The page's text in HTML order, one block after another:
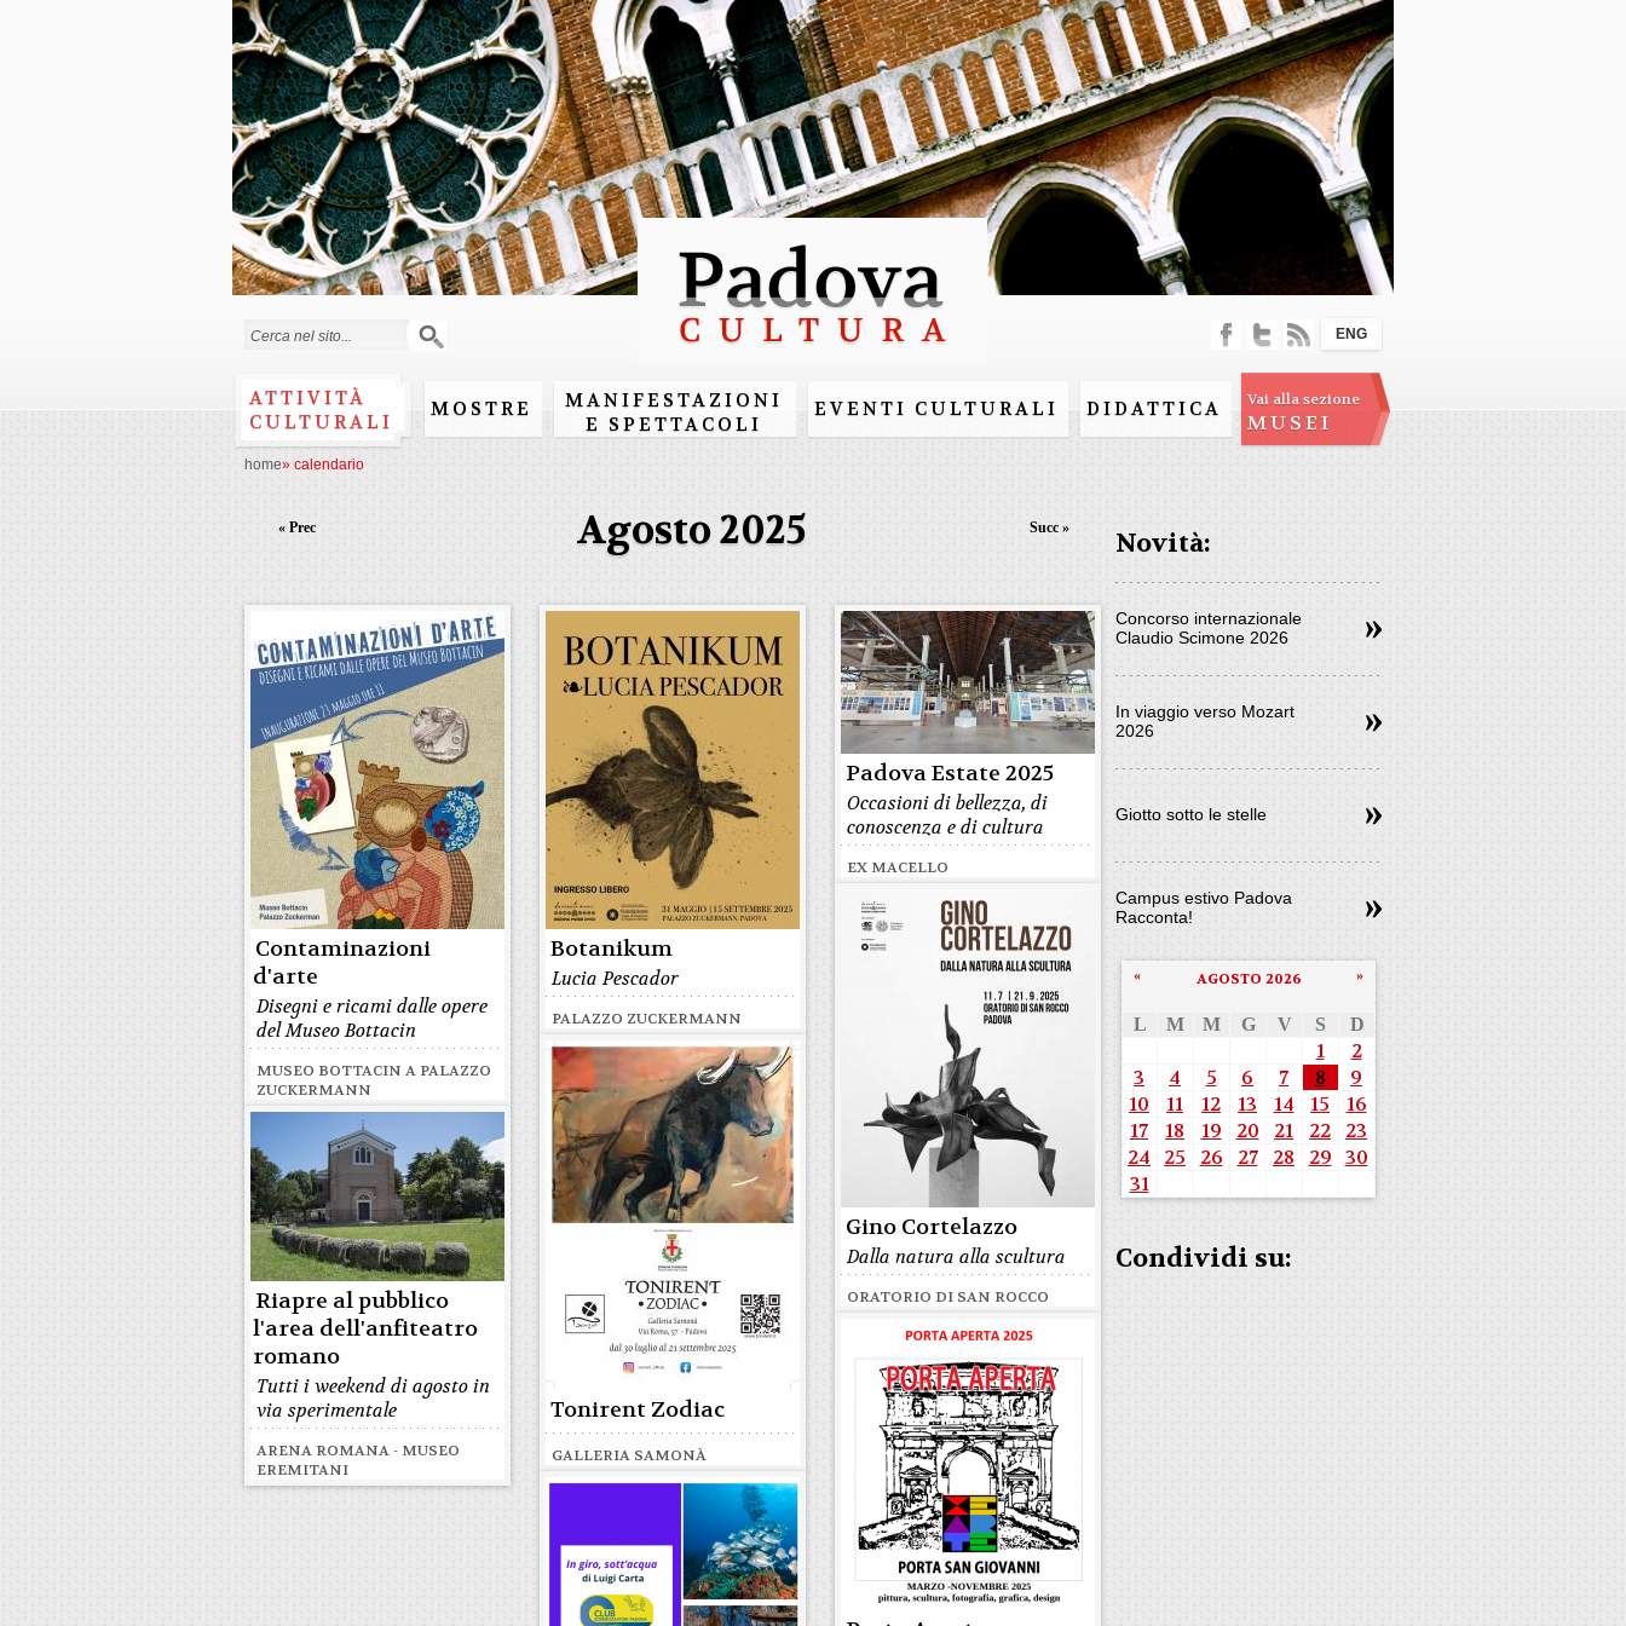
Salta al
contenuto
principale
Form di ricerca
ATTIVITÀ
CULTURALI
MOSTRE
MANIFESTAZIONI
E SPETTACOLI
EVENTI CULTURALI DIDATTICA Vai alla sezione
MUSEI
ENG
home» calendario
Agosto 2025
« Prec Succ »
Contaminazioni
d'arte
Disegni e ricami dalle opere
del Museo Bottacin
MUSEO BOTTACIN A PALAZZO
ZUCKERMANN
Botanikum
Lucia Pescador
PALAZZO ZUCKERMANN
Padova Estate 2025
Occasioni di bellezza, di
conoscenza e di cultura
EX MACELLO
Gino Cortelazzo
Dalla natura alla scultura
ORATORIO DI SAN ROCCO
Tonirent Zodiac
GALLERIA SAMONÀ
Riapre al pubblico
l'area dell'anfiteatro
romano
Tutti i weekend di agosto in
via sperimentale
ARENA ROMANA - MUSEO
EREMITANI
Novità:
Concorso internazionale
Claudio Scimone 2026
In viaggio verso Mozart
2026
Giotto sotto le stelle
Campus estivo Padova
Racconta!
AGOSTO 2026
« »
L M M G V S D
1
2
3
4 5 6 7 8
9
10
11 12 13 14 15
16
17
18 19 20 21 22
23
24
25 26 27 28 29 30
31
Condividi su: